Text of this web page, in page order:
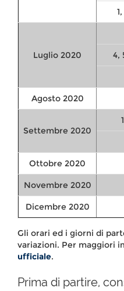
Luglio 2020 4,
Agosto 2020
Settembre 2020
Ottobre 2020
Novembre 2020
Dicembre 2020
Gli orari ed i giorni di
variazioni. Per maggiori
ufficiale.
Prima di partire,